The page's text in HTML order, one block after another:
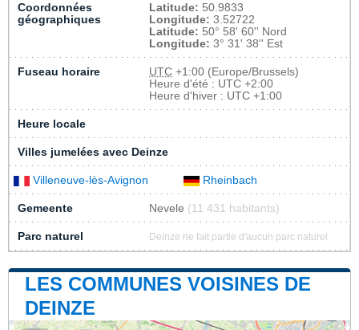
Coordonnées
géographiques
Latitude: 50.9833
Longitude: 3.52722
Latitude: 50° 58' 60'' Nord
Longitude: 3° 31' 38'' Est
Fuseau horaire UTC +1:00 (Europe/Brussels)
Heure d'été : UTC +2:00
Heure d'hiver : UTC +1:00
Heure locale
Villes jumelées avec Deinze
Villeneuve-lès-Avignon Rheinbach
Gemeente Nevele (11 431 habitants)
Parc naturel Deinze ne fait partie d'aucun parc naturel
LES COMMUNES VOISINES DE
DEINZE